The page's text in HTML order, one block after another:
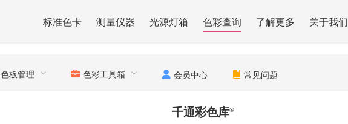
标准色卡 测量仪器 光源灯箱 色彩查询 了解更多 关于我们
色板管理 色彩工具箱 会员中心 常见问题
千通彩色库®